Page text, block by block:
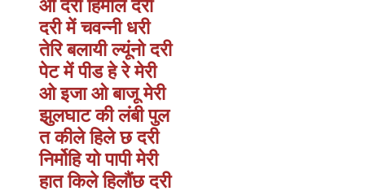
ओ दरी हिमाल दरी
दरी में चवन्नी धरी
तेरि बलायी ल्यूंनो दरी
पेट में पीड हे रे मेरी
ओ इजा ओ बाजू मेरी
झुलघाट की लंबी पुल
त कीले हिले छ दरी
निर्मोहि यो पापी मेरी
हात किले हिलौंछ दरी